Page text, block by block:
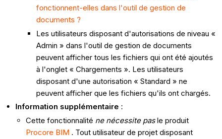
fonctionnent-elles dans l'outil de gestion de
documents ?
Les utilisateurs disposant d'autorisations de niveau «
Admin » dans l'outil de gestion de documents
peuvent afficher tous les fichiers qui ont été ajoutés
à l'onglet « Chargements ». Les utilisateurs
disposant d'une autorisation « Standard » ne
peuvent afficher que les fichiers qu'ils ont chargés.
Information supplémentaire :
Cette fonctionnalité ne nécessite pasle produit
Procore BIM . Tout utilisateur de projet disposant